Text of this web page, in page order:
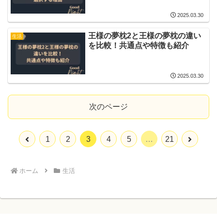
2025.03.30
生活
王様の夢枕2と王様の夢枕の違い
を比較！共通点や特徴も紹介
2025.03.30
次のページ
前
1 2 3 4 5 … 21
次
ホーム 生活